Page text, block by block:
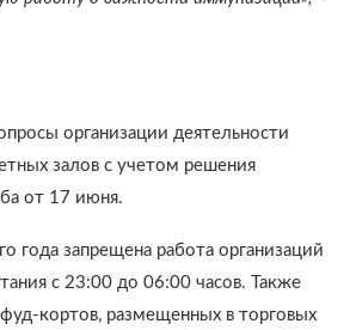
организации деятельности
залов с учетом решения
от 17 июня.
года запрещена работа организаций
с 23:00 до 06:00 часов. Также
кортов, размещенных в торговых